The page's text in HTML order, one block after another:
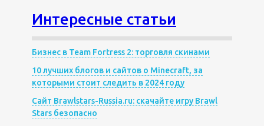
Интересные статьи
Бизнес в Team Fortress 2: торговля скинами
10 лучших блогов и сайтов о Minecraft, за
которыми стоит следить в 2024 году
Сайт Brawlstars-Russia.ru: скачайте игру Brawl
Stars безопасно